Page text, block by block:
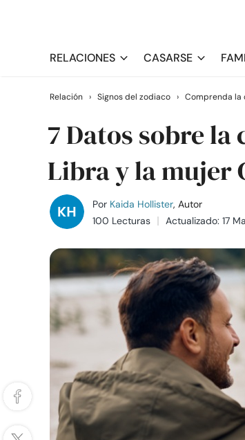
RELACIONES CASARSE
Relación › Signos del zodiaco › Comprenda
7 Datos sobre
Libra y la mujer
Por Kaida Hollister, Autor
100 Lecturas
Actualizado: 17